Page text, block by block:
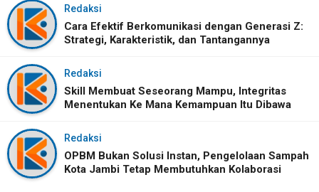
Redaksi
Cara Efektif Berkomunikasi dengan Generasi Z:
Strategi, Karakteristik, dan Tantangannya
Redaksi
Skill Membuat Seseorang Mampu, Integritas
Menentukan Ke Mana Kemampuan Itu Dibawa
Redaksi
OPBM Bukan Solusi Instan, Pengelolaan Sampah
Kota Jambi Tetap Membutuhkan Kolaborasi